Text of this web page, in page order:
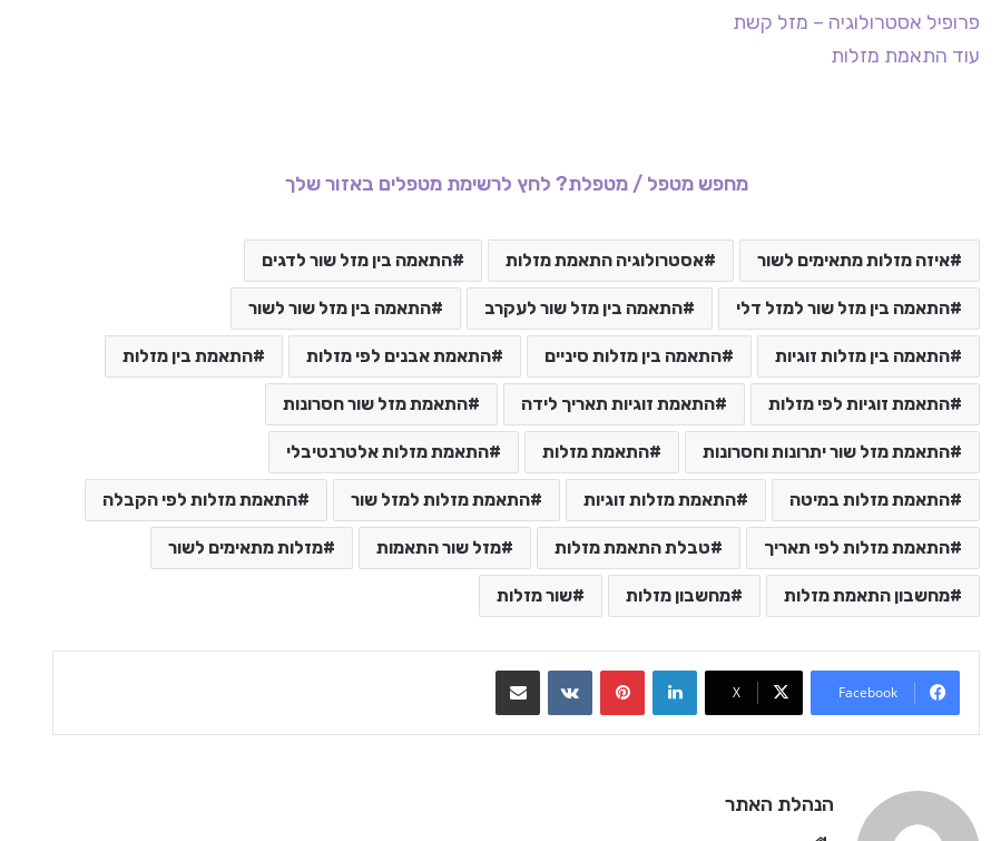
פרופיל אסטרולוגיה – מזל קשת
עוד התאמת מזלות
מחפש מטפל / מטפלת? לחץ לרשימת מטפלים באזור שלך
איזה מזלות מתאימים לשור אסטרולוגיה התאמת מזלות התאמה בין מזל שור לדגים
התאמה בין מזל שור למזל דלי התאמה בין מזל שור לעקרב התאמה בין מזל שור לשור
התאמה בין מזלות זוגיות התאמה בין מזלות סיניים התאמת אבנים לפי מזלות התאמת בין מזלות
התאמת זוגיות לפי מזלות התאמת זוגיות תאריך לידה התאמת מזל שור חסרונות
התאמת מזל שור יתרונות וחסרונות התאמת מזלות התאמת מזלות אלטרנטיבלי
התאמת מזלות במיטה התאמת מזלות זוגיות התאמת מזלות למזל שור התאמת מזלות לפי הקבלה
התאמת מזלות לפי תאריך טבלת התאמת מזלות מזל שור התאמות מזלות מתאימים לשור
מחשבון התאמת מזלות מחשבון מזלות שור מזלות
Facebook
X
LinkedIn
Pinterest
VKontakte שתף בדואר אלקטרוני
הנהלת האתר